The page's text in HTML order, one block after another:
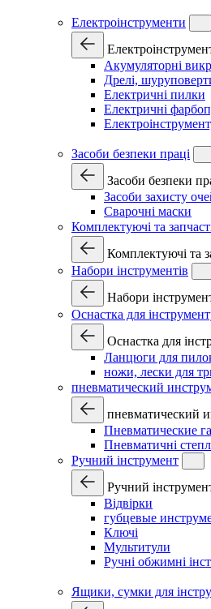
Електроінструменти
Акумуляторні
Дрелі,
Електричні пилки
Електричні
Засоби безпеки праці
Засоби безпеки
Засоби захисту
Сварочні маски
Комплектуючі та
Комплектуючі та
Набори інструментів
Набори
Оснастка для
Оснастка для
Ланцюги для
ножи, лески для
пневматический
пневматический
Пневматические
Пневматичні
Ручний інструмент
Ручний
Відвірки
губцевые
Ключі
Мультитули
Ручні обжимні
Ящики, сумки для